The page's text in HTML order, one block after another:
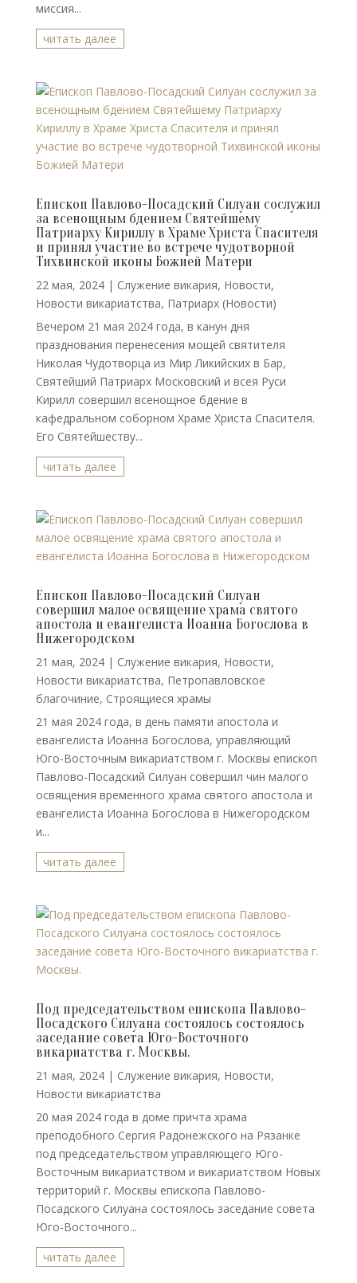
миссия...
читать далее
Епископ Павлово-Посадский Силуан сослужил
за всенощным бдением Святейшему
Патриарху Кириллу в Храме Христа Спасителя
и принял участие во встрече чудотворной
Тихвинской иконы Божией Матери
22 мая, 2024| Cлужение викария, Новости,
Новости викариатства, Патриарх (Новости)
Вечером 21 мая 2024 года, в канун дня
празднования перенесения мощей святителя
Николая Чудотворца из Мир Ликийских в Бар,
Святейший Патриарх Московский и всея Руси
Кирилл совершил всенощное бдение в
кафедральном соборном Храме Христа Спасителя.
Его Святейшеству...
читать далее
Епископ Павлово-Посадский Силуан
совершил малое освящение храма святого
апостола и евангелиста Иоанна Богослова в
Нижегородском
21 мая, 2024| Cлужение викария, Новости,
Новости викариатства, Петропавловское
благочиние, Строящиеся храмы
21 мая 2024 года, в день памяти апостола и
евангелиста Иоанна Богослова, управляющий
Юго-Восточным викариатством г. Москвы епископ
Павлово-Посадский Силуан совершил чин малого
освящения временного храма святого апостола и
евангелиста Иоанна Богослова в Нижегородском
и...
читать далее
Под председательством епископа Павлово-
Посадского Силуана состоялось состоялось
заседание совета Юго-Восточного
викариатства г. Москвы.
21 мая, 2024| Cлужение викария, Новости,
Новости викариатства
20 мая 2024 года в доме причта храма
преподобного Сергия Радонежского на Рязанке
под председательством управляющего Юго-
Восточным викариатством и викариатством Новых
территорий г. Москвы епископа Павлово-
Посадского Силуана состоялось заседание совета
Юго-Восточного...
читать далее